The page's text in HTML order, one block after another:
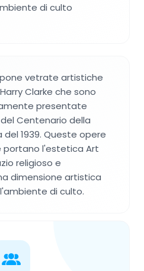
di culto
vetrate artistiche
Clarke che sono
presentate
Centenario della
del 1939. Queste opere
portano l'estetica Art
religioso e
dimensione artistica
di culto.